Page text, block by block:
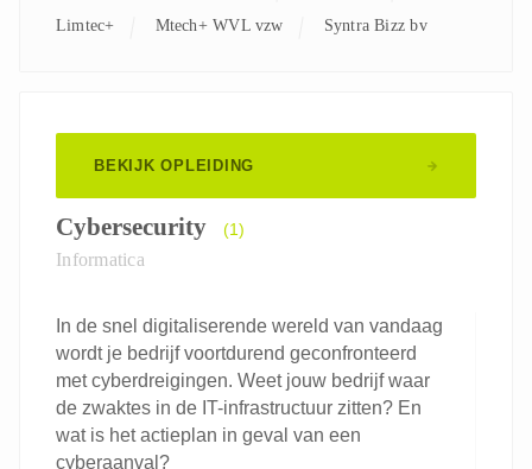
Limtec+ Mtech+ WVL vzw Syntra Bizz bv
BEKIJK OPLEIDING
Cybersecurity (1)
Informatica
In de snel digitaliserende wereld van vandaag
wordt je bedrijf voortdurend geconfronteerd
met cyberdreigingen. Weet jouw bedrijf waar
de zwaktes in de IT-infrastructuur zitten? En
wat is het actieplan in geval van een
cyberaanval?